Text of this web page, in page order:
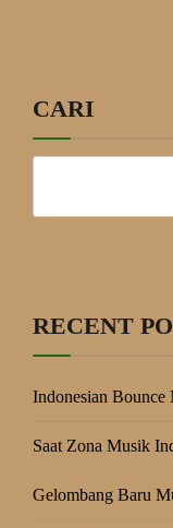
CARI
RECENT
Indonesian
Saat Zona Musik
Gelombang Baru